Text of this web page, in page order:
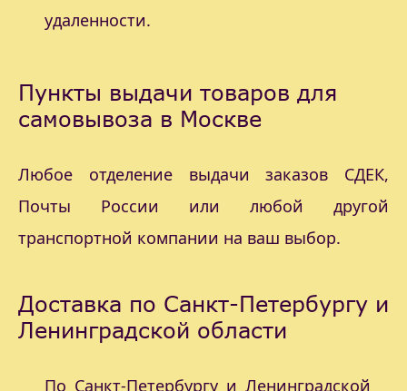
удаленности.
Пункты выдачи товаров для
самовывоза в Москве
Любое отделение выдачи заказов СДЕК,
Почты России или любой другой
транспортной компании на ваш выбор.
Доставка по Санкт-Петербургу и
Ленинградской области
По Санкт-Петербургу и Ленинградской